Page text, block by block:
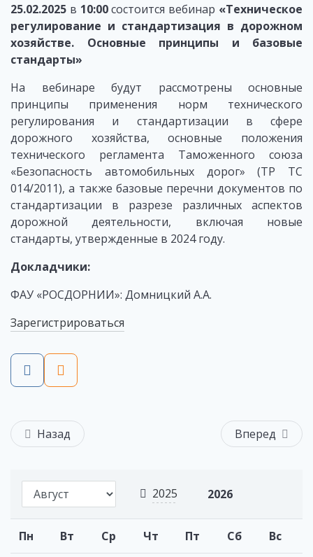
2025 2026
Пн Вт Ср Чт Пт Сб Вс
25.02.2025 в 10:00состоится вебинар «Техническое
регулирование и стандартизация в дорожном
хозяйстве. Основные принципы и базовые
стандарты»
На вебинаре будут рассмотрены основные
принципы применения норм технического
регулирования и стандартизации в сфере
дорожного хозяйства, основные положения
технического регламента Таможенного союза
«Безопасность автомобильных дорог» (ТР ТС
014/2011), а также базовые перечни документов по
стандартизации в разрезе различных аспектов
дорожной деятельности, включая новые
стандарты, утвержденные в 2024 году.
Докладчики:
ФАУ «РОСДОРНИИ»: Домницкий А.А.
Зарегистрироваться
Назад Вперед